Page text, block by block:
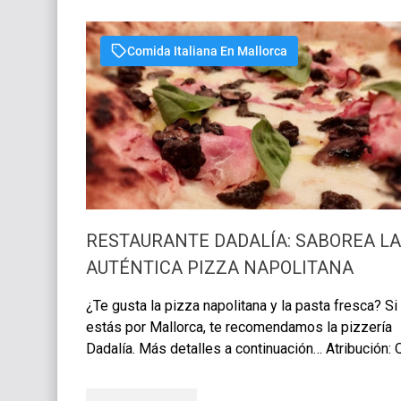
Comida Italiana En Mallorca
RESTAURANTE DADALÍA: SABOREA LA
AUTÉNTICA PIZZA NAPOLITANA
¿Te gusta la pizza napolitana y la pasta fresca? Si
estás por Mallorca, te recomendamos la pizzería
Dadalía. Más detalles a continuación… Atribución: